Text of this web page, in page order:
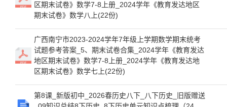
区期末试卷》数学7-8上册_2024学年《教育发达地区
期末试卷》数学八上(22份)
广西南宁市2023-2024学年7年级上学期数学期末统考
试题参考答案_5、期末试卷合集_2024学年《教育发达
地区期末试卷》数学7-8上册_2024学年《教育发达地
区期末试卷》数学七上(22份)
第8课_新版初中_2026春历史八下_八下历史_旧版赠送